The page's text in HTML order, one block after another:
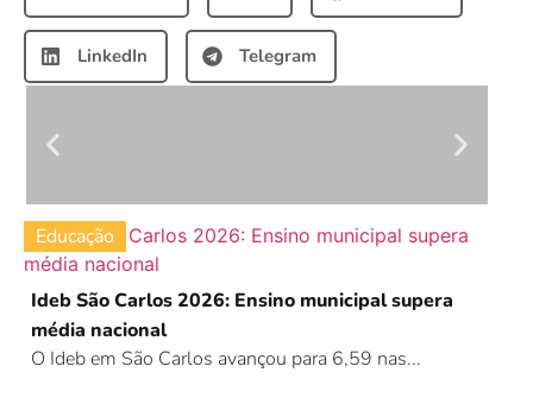
LinkedIn Telegram
Educação
Ideb São Carlos 2026: Ensino municipal supera
média nacional
O Ideb em São Carlos avançou para 6,59 nas...